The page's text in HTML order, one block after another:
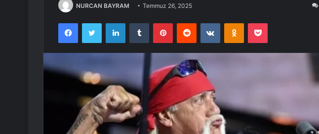
NURCAN BAYRAM Temmuz 26, 2025
FacebookTwitter LinkedInTumblr PinterestReddit VKontakteOdnoklassniki
Pocket